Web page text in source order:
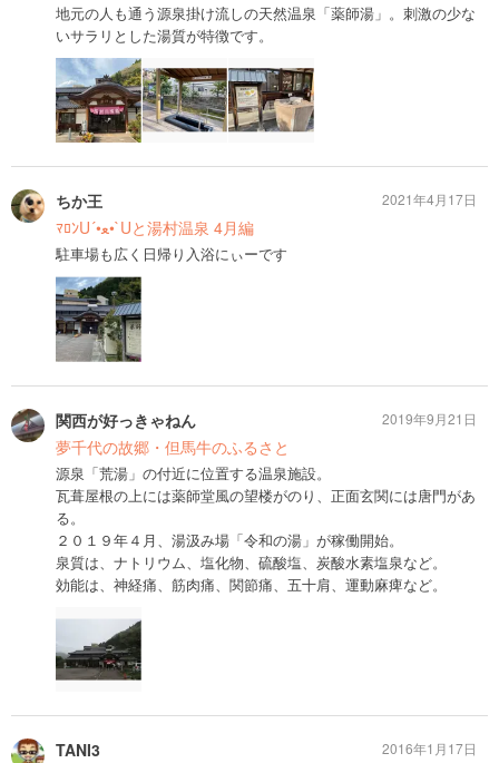
地元の人も通う源泉掛け流しの天然温泉「薬師湯」。刺激の少な
いサラリとした湯質が特徴です。
ちか王
ﾏﾛﾝU´•ﻌ•`Uと湯村温泉 4月編
駐車場も広く日帰り入浴にぃーです
2021年4月17日
関西が好っきゃねん
夢千代の故郷・但馬牛のふるさと
源泉「荒湯」の付近に位置する温泉施設。
瓦葺屋根の上には薬師堂風の望楼がのり、正面玄関には唐門があ
る。
２０１９年４月、湯汲み場「令和の湯」が稼働開始。
泉質は、ナトリウム、塩化物、硫酸塩、炭酸水素塩泉など。
効能は、神経痛、筋肉痛、関節痛、五十肩、運動麻痺など。
2019年9月21日
TANI3
2016年1月17日